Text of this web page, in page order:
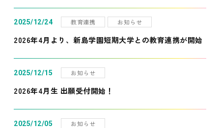
2025/12/24 教育連携 お知らせ
2026年4月より、新島学園短期大学との教育連携が開始
2025/12/15 お知らせ
2026年4月生 出願受付開始！
2025/12/05 お知らせ